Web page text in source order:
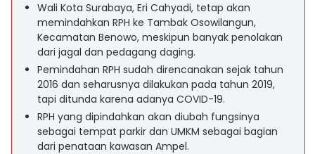
Wali Kota Surabaya, Eri Cahyadi, tetap akan
memindahkan RPH ke Tambak Osowilangun,
Kecamatan Benowo, meskipun banyak penolakan
dari jagal dan pedagang daging.
Pemindahan RPH sudah direncanakan sejak tahun
2016 dan seharusnya dilakukan pada tahun 2019,
tapi ditunda karena adanya COVID-19.
RPH yang dipindahkan akan diubah fungsinya
sebagai tempat parkir dan UMKM sebagai bagian
dari penataan kawasan Ampel.